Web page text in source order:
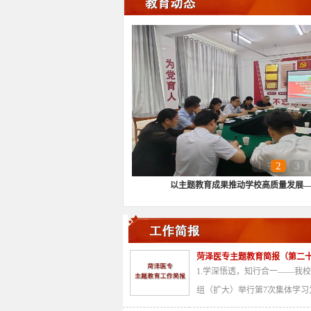
1 2 3
以主题教育成果推动学校高质量发
菏泽医专主题教育简报（第二
1.学深悟透，知行合一——我
组（扩大）举行第7次集体学习